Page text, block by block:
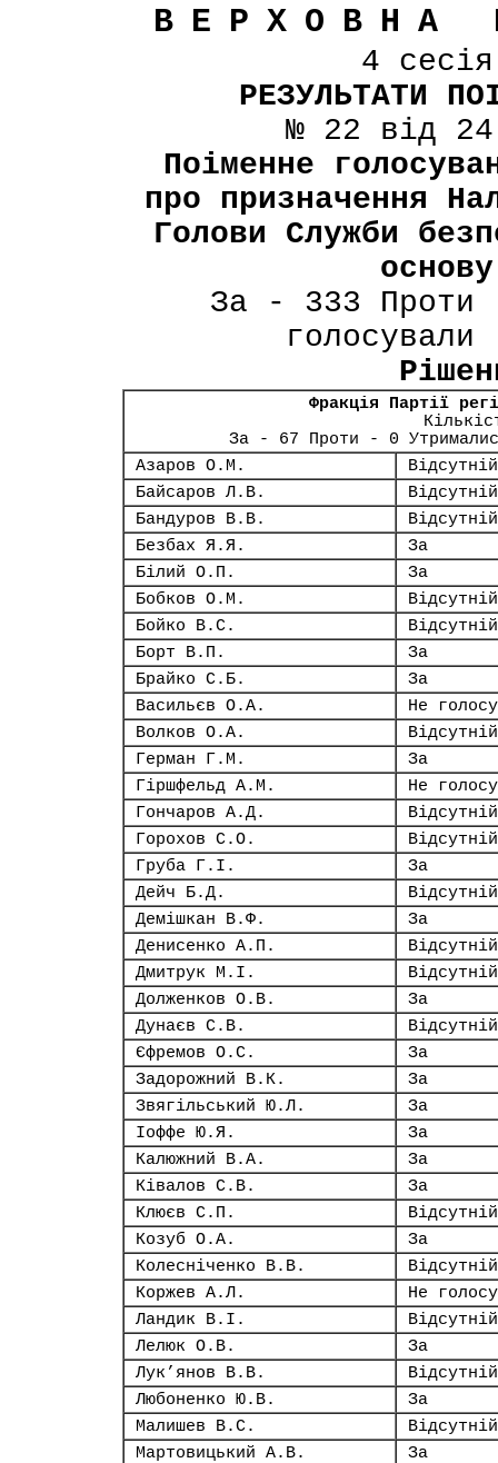
ВЕРХОВНА
4
РЕЗУЛЬТАТИ
№ 22 від
Поіменне
про призначення
Голови Cлужби
За - 333 Проти
Фракція Партії
За - 67 Проти - 0
Азаров О.М.
Відсутній
Байсаров Л.В.
Відсутній
Бандуров В.В.
Відсутній
Безбах Я.Я.
За
Білий О.П.
За
Бобков О.М.
Відсутній
Бойко В.С.
Відсутній
Борт В.П.
За
Брайко С.Б.
За
Васильєв О.А.
Не
Волков О.А.
Відсутній
Герман Г.М.
За
Гіршфельд А.М.
Не
Гончаров А.Д.
Відсутній
Горохов С.О.
Відсутній
Груба Г.І.
За
Дейч Б.Д.
Відсутній
Демішкан В.Ф.
За
Денисенко А.П.
Відсутній
Дмитрук М.І.
Відсутній
Долженков О.В.
За
Дунаєв С.В.
Відсутній
Єфремов О.С.
За
Задорожний В.К.
За
Звягільський Ю.Л.
За
Іоффе Ю.Я.
За
Калюжний В.А.
За
Ківалов С.В.
За
Клюєв С.П.
Відсутній
Козуб О.А.
За
Колесніченко В.В.
Відсутній
Коржев А.Л.
Не
Ландик В.І.
Відсутній
Лелюк О.В.
За
Лук’янов В.В.
Відсутній
Любоненко Ю.В.
За
Малишев В.С.
Відсутній
Мартовицький А.В.
За